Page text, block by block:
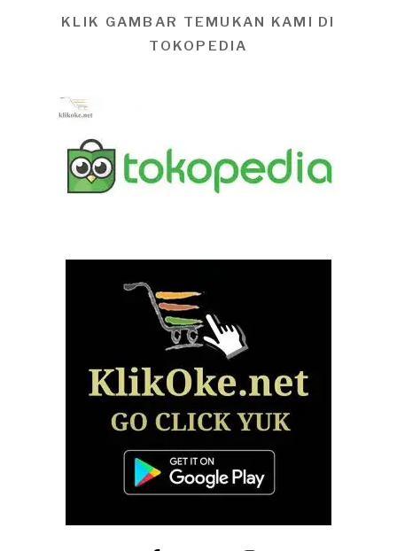
KLIK GAMBAR TEMUKAN KAMI DI
TOKOPEDIA